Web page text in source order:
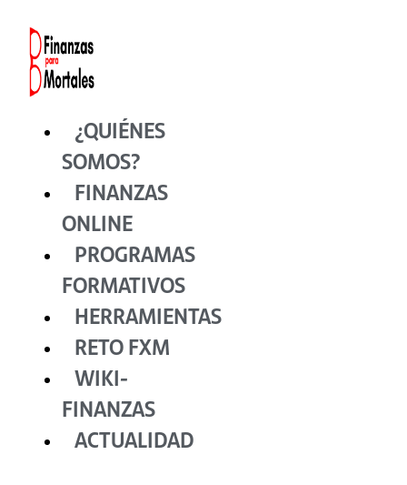
contenido
¿QUIÉNES
SOMOS?
FINANZAS
ONLINE
PROGRAMAS
FORMATIVOS
HERRAMIENTAS
RETO FXM
WIKI-
FINANZAS
ACTUALIDAD